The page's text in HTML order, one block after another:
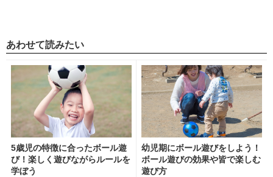
あわせて読みたい
5歳児の特徴に合ったボール遊
び！楽しく遊びながらルールを
学ぼう
幼児期にボール遊びをしよう！
ボール遊びの効果や皆で楽しむ
遊び方